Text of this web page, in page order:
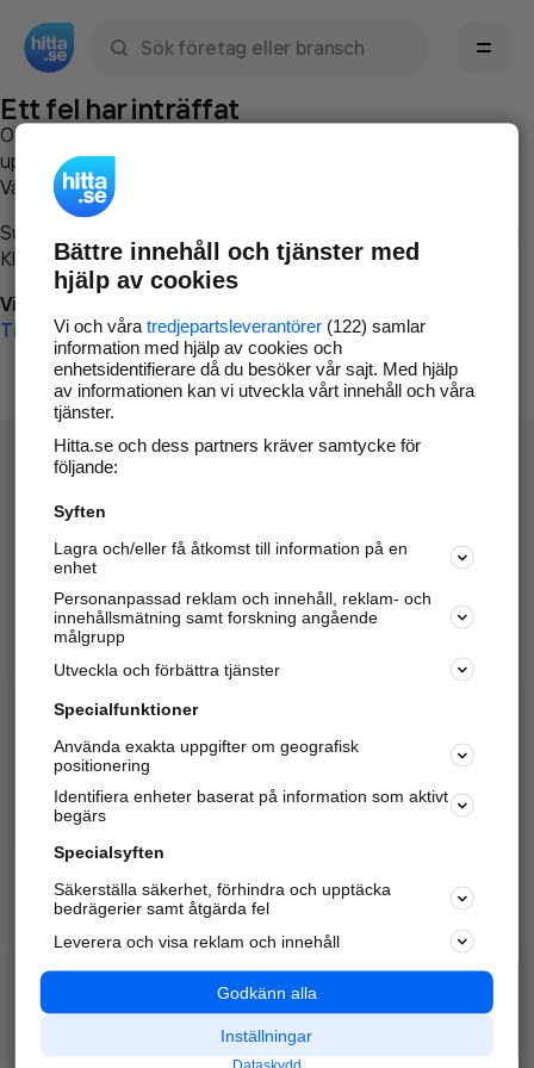
Ett fel har inträffat
Om du vill kan du
uppstod så att vi lättare och snabbare kan avhjälpa det.
Vänligen försök med följande:
Surfa till
Klicka påTillbaka-knappen i webbläsaren och försök igen
Vi beklagar besväret!
Till startsidan
Hitta.se - Gratis nummerupplysning.
Sök företag, personer och platser.
Hitta telefonnummer, adresser, företagsinfo mm.
Marknadsför företaget
Kom igång och annonsera mot
samarbetspartners nära dig.
Alla kategorier
Populära sökningar
API & Kartor
Annonsera
Integritet
Nödnummer
Bättre innehåll och tjänster med
hjälp av cookies
Vi och våra tredjepartsleverantörer(122) samlar
information med hjälp av cookies och
enhetsidentifierare då du besöker vår sajt. Med hjälp
av informationen kan vi utveckla vårt innehåll och våra
tjänster.
Hitta.se och dess partners kräver samtycke för
följande:
Syften
Lagra och/eller få åtkomst till information på en
enhet
Personanpassad reklam och innehåll, reklam- och
innehållsmätning samt forskning angående
målgrupp
Utveckla och förbättra tjänster
Specialfunktioner
Använda exakta uppgifter om geografisk
positionering
Identifiera enheter baserat på information som aktivt
begärs
Specialsyften
Säkerställa säkerhet, förhindra och upptäcka
bedrägerier samt åtgärda fel
Leverera och visa reklam och innehåll
Godkänn alla
Inställningar
Dataskydd